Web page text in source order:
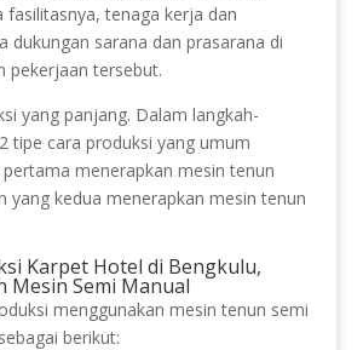
fasilitasnya, tenaga kerja dan
dukungan sarana dan prasarana di
pekerjaan tersebut.
yang panjang. Dalam langkah-
tipe cara produksi yang umum
menerapkan mesin tenun
yang kedua menerapkan mesin tenun
Karpet Hotel di Bengkulu,
Mesin Semi Manual
menggunakan mesin tenun semi
berikut: